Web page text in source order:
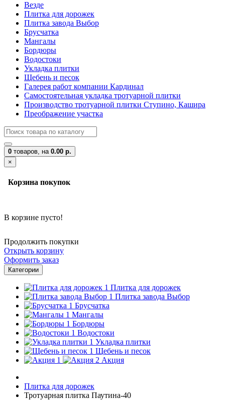
Везде
Плитка для дорожек
Плитка завода Выбор
Брусчатка
Мангалы
Бордюры
Водостоки
Укладка плитки
Щебень и песок
Галерея работ компании Кардинал
Самостоятельная укладка тротуарной плитки
Производство тротуарной плитки Ступино, Кашира
Преображение участка
0 товаров, на 0.00 р.
×
Корзина покупок
В корзине пусто!
Продолжить покупки
Открыть корзину
Оформить заказ
Категории
Плитка для дорожек
Плитка завода Выбор
Брусчатка
Мангалы
Бордюры
Водостоки
Укладка плитки
Щебень и песок
Акция
Плитка для дорожек
Тротуарная плитка Паутина-40